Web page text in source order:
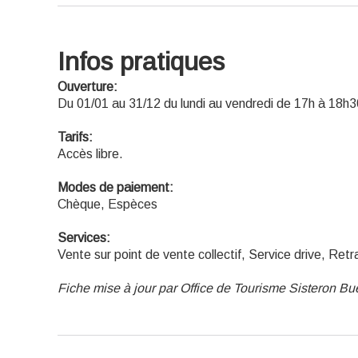
Infos pratiques
Ouverture:
Du 01/01 au 31/12 du lundi au vendredi de 17h à
Tarifs:
Accès libre.
Modes de paiement:
Chèque, Espèces
Services:
Vente sur point de vente collectif, Service drive,
Fiche mise à jour par Office de Tourisme Sisteron